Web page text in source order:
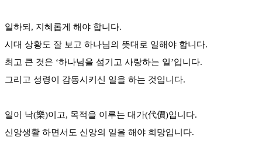
일하되, 지혜롭게 해야 합니다.
시대 상황도 잘 보고 하나님의 뜻대로 일해야 합니다.
최고 큰 것은 ‘하나님을 섬기고 사랑하는 일’입니다.
그리고 성령이 감동시키신 일을 하는 것입니다.
일이 낙(樂)이고, 목적을 이루는 대가(代價)입니다.
신앙생활 하면서도 신앙의 일을 해야 희망입니다.